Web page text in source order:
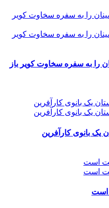
را به سفره سخاوت کویر باز
یک بانوی کارآفرین
است